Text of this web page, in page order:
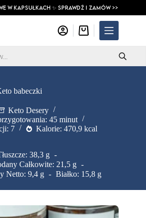
kapsułkach ✨ SPRAWDŹ I ZAMÓW >>
Koszyk
babeczki
Keto Desery
45 minut
7
Kalorie: 470,9 kcal
38,3 g
Całkowite: 21,5 g
Netto: 9,4 g
Białko: 15,8 g